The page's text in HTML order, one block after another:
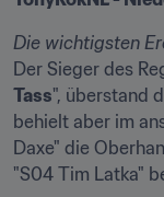
Die wichtigsten
Der Sieger des
Tass", überstand
behielt aber im
Daxe" die
"S04 Tim Latka"